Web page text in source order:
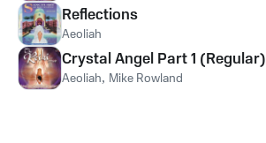
Reflections
Aeoliah
Crystal Angel Part 1 (Regular)
Aeoliah, Mike Rowland